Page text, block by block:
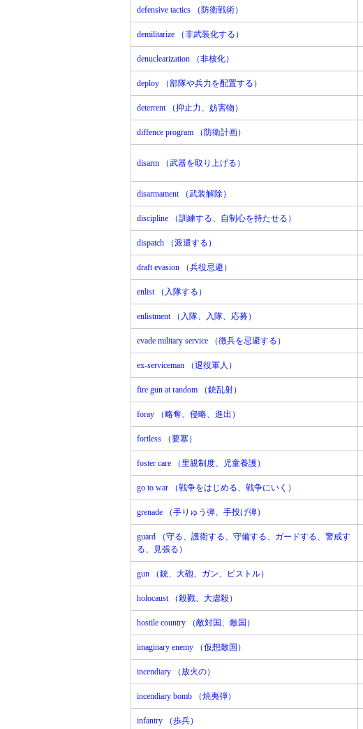
defensive tactics （防衛戦術）
demilitarize （非武装化する）
denuclearization （非核化）
deploy （部隊や兵力を配置する）
deterrent （抑止力、妨害物）
diffence program （防衛計画）
disarm （武器を取り上げる）
disarmament （武装解除）
discipline （訓練する、自制心を持たせる）
dispatch （派遣する）
draft evasion （兵役忌避）
enlist （入隊する）
enlistment （入隊、入隊、応募）
evade military service （徴兵を忌避する）
ex‐serviceman （退役軍人）
fire gun at random （銃乱射）
foray （略奪、侵略、進出）
fortless （要塞）
foster care （里親制度、児童養護）
go to war （戦争をはじめる、戦争にいく）
grenade （手りゅう弾、手投げ弾）
guard （守る、護衛する、守備する、ガードする、警戒す
る、見張る）
gun （銃、大砲、ガン、ピストル）
holocaust （殺戮、大虐殺）
hostile country （敵対国、敵国）
imaginary enemy （仮想敵国）
incendiary （放火の）
incendiary bomb （焼夷弾）
infantry （歩兵）